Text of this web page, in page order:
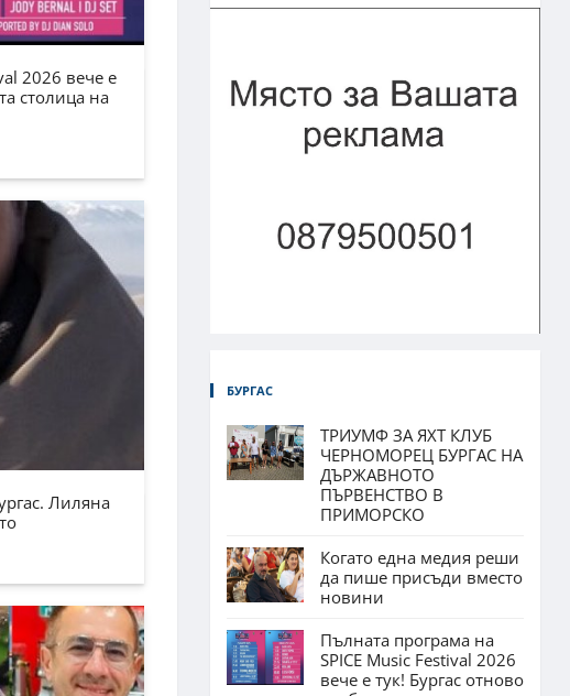
2026 вече е
столица на
Лиляна
БУРГАС
ТРИУМФ ЗА ЯХТ КЛУБ
ЧЕРНОМОРЕЦ БУРГАС НА
ДЪРЖАВНОТО
ПЪРВЕНСТВО В
ПРИМОРСКО
Когато една медия реши
да пише присъди вместо
новини
Пълната програма на
SPICE Music Festival 2026
вече е тук! Бургас отново